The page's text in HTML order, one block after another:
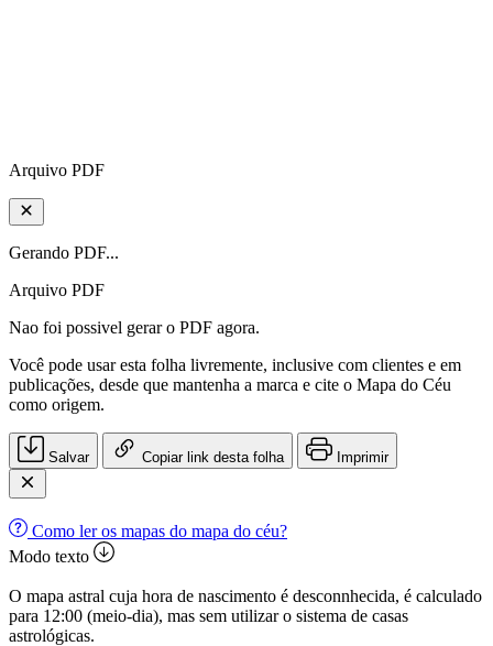
Arquivo PDF
Gerando PDF...
Arquivo PDF
Nao foi possivel gerar o PDF agora.
Você pode usar esta folha livremente, inclusive com clientes e em
publicações, desde que mantenha a marca e cite o Mapa do Céu
como origem.
Salvar Copiar link desta folha Imprimir
Como ler os mapas do mapa do céu?
Modo texto
O mapa astral cuja hora de nascimento é desconnhecida, é calculado
para 12:00 (meio-dia), mas sem utilizar o sistema de casas
astrológicas.